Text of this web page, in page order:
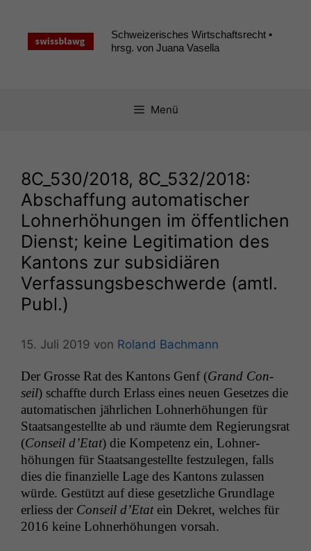
springen
Schweizerisches Wirtschaftsrecht •
hrsg. von Juana Vasella
Menü
8C_530/2018, 8C_532/2018:
Abschaffung automatischer
Lohnerhöhungen im öffentlichen
Dienst; keine Legitimation des
Kantons zur subsidiären
Verfassungsbeschwerde (amtl.
Publ.)
15. Juli 2019 von Roland Bachmann
Der Grosse Rat des Kan­tons Genf (Grand Con­
seil) schaffte durch Erlass eines neuen Geset­zes die
automa­tis­chen jährlichen Lohn­er­höhun­gen für
Staat­sangestellte ab und räumte dem Regierungsrat
(Con­seil d’E­tat) die Kom­pe­tenz ein, Lohn­er­
höhun­gen für Staat­sangestellte festzule­gen, falls
dies die finanzielle Lage des Kan­tons zulassen
würde. Gestützt auf diese geset­zliche Grund­lage
erliess der Con­seil d’E­tatein Dekret, welch­es für
2016 keine Lohn­er­höhun­gen vorsah.